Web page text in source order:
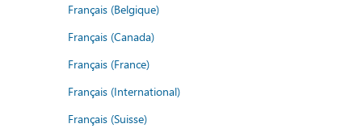
Français (Belgique)
Français (Canada)
Français (France)
Français (International)
Français (Suisse)